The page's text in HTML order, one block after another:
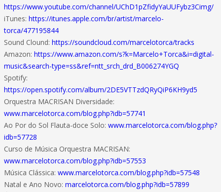
https://www.youtube.com/channel/UChD1pZfidyYaUUFybz3Cimg/
iTunes: https://itunes.apple.com/br/artist/marcelo-
torca/477195844
Sound Clound: https://soundcloud.com/marcelotorca/tracks
Amazon: https://www.amazon.com/s?k=Marcelo+Torca&i=digital-
music&search-type=ss&ref=ntt_srch_drd_B006274YGQ
Spotify:
https://open.spotify.com/album/2DE5VTTzdQRyQiP6KH9yd5
Orquestra MACRISAN Diversidade:
www.marcelotorca.com/blog.php?idb=57741
Ao Por do Sol Flauta-doce Solo: www.marcelotorca.com/blog.php?
idb=57728
Curso de Música Orquestra MACRISAN:
www.marcelotorca.com/blog.php?idb=57553
Música Clássica: www.marcelotorca.com/blog.php?idb=57548
Natal e Ano Novo: marcelotorca.com/blog.php?idb=57899